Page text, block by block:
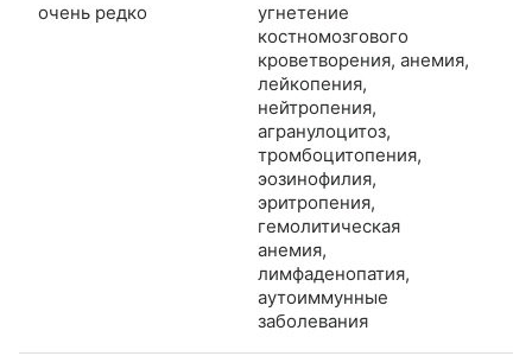
очень редко
угнетение
костномозгового
кроветворения, анемия,
лейкопения,
нейтропения,
агранулоцитоз,
тромбоцитопения,
эозинофилия,
эритропения,
гемолитическая
анемия,
лимфаденопатия,
аутоиммунные
заболевания